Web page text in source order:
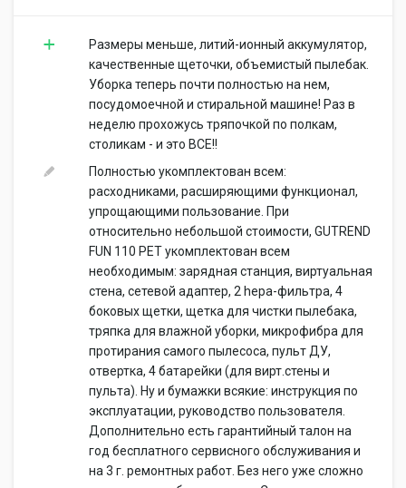
Размеры меньше, литий-ионный аккумулятор,
качественные щеточки, объемистый пылебак.
Уборка теперь почти полностью на нем,
посудомоечной и стиральной машине! Раз в
неделю прохожусь тряпочкой по полкам,
столикам - и это ВСЕ!!
Полностью укомплектован всем:
расходниками, расширяющими функционал,
упрощающими пользование. При
относительно небольшой стоимости, GUTREND
FUN 110 PET укомплектован всем
необходимым: зарядная станция, виртуальная
стена, сетевой адаптер, 2 hepa-фильтра, 4
боковых щетки, щетка для чистки пылебака,
тряпка для влажной уборки, микрофибра для
протирания самого пылесоса, пульт ДУ,
отвертка, 4 батарейки (для вирт.стены и
пульта). Ну и бумажки всякие: инструкция по
эксплуатации, руководство пользователя.
Дополнительно есть гарантийный талон на
год бесплатного сервисного обслуживания и
на 3 г. ремонтных работ. Без него уже сложно